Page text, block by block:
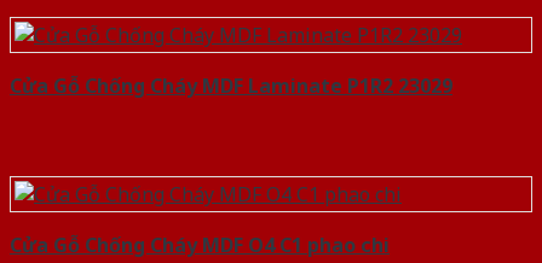
Cửa Gỗ Chống Cháy MDF Laminate P1R2 23029
Cửa Gỗ Chống Cháy MDF O4 C1 phao chi